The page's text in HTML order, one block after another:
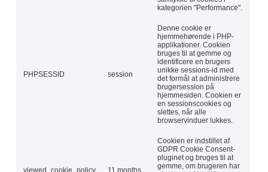
kategorien "Performance".
PHPSESSID session
Denne cookie er
hjemmehørende i PHP-
applikationer. Cookien
bruges til at gemme og
identificere en brugers
unikke sessions-id med
det formål at administrere
brugersession på
hjemmesiden. Cookien er
en sessionscookies og
slettes, når alle
browservinduer lukkes.
viewed_cookie_policy 11 months
Cookien er indstillet af
GDPR Cookie Consent-
pluginet og bruges til at
gemme, om brugeren har